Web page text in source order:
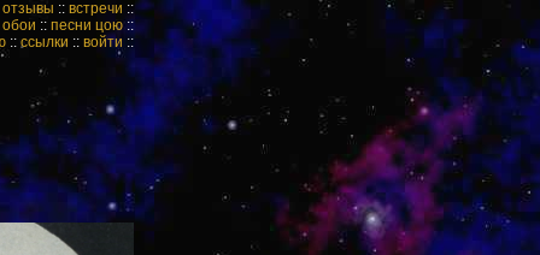
отзывы :: встречи ::
обои :: песни цою::
:: ссылки :: войти ::